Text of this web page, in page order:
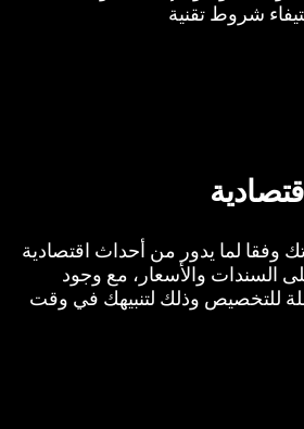
شروط تقنية
وفقا لما يدور من أحداث اقتصادية
السندات والأسعار، مع وجود
للتخصيص وذلك لتنبيهك في وقت